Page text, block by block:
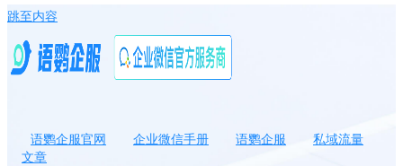
跳至内容
语鹦企服官网 企业微信手册 语鹦企服
私域流量
文章